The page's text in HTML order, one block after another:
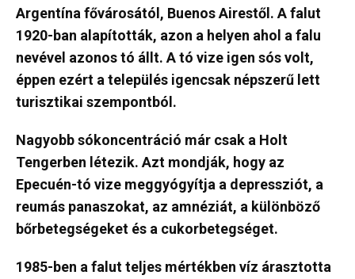
Argentína fővárosától, Buenos Airestől. A falut
1920-ban alapították, azon a helyen ahol a falu
nevével azonos tó állt. A tó vize igen sós volt,
éppen ezért a település igencsak népszerű lett
turisztikai szempontból.
Nagyobb sókoncentráció már csak a Holt
Tengerben létezik. Azt mondják, hogy az
Epecuén-tó vize meggyógyítja a depressziót, a
reumás panaszokat, az amnéziát, a különböző
bőrbetegségeket és a cukorbetegséget.
1985-ben a falut teljes mértékben víz árasztotta